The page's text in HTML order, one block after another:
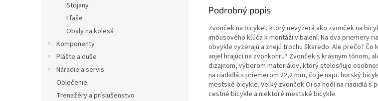
Stojany
Fľaše
Obaly na kolesá
Komponenty
Plášte a duše
Náradie a servis
Oblečenie
Trenažéry a príslušenstvo
Podrobný popis
Zvonček na bicykel, ktorý nevyzerá ako zvonček na
imbusového kľúča k montáži v balení. Na dva priemery
obvykle vyzerajú a znejú trochu škaredo. Ale prečo?
anjel hrajúci na zvonkohru? Zvonček s krásnym tónom,
dizajnom, výberom materiálov, ktorý stelesňuje
na riadidlá s priemerom 22,2 mm, čo je napr. horský
mestské bicykle. Veľký zvonček Oi sa hodí na riadidlá s
cestné bicykle a niektoré mestské bicykle.